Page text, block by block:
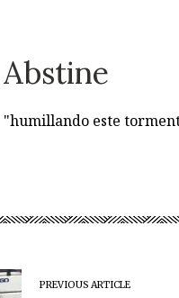
Abstine
"humillando este
PREVIOUS ARTICLE